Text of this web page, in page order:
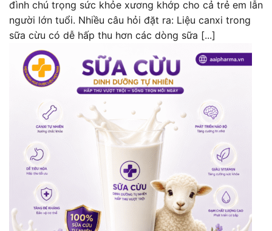
đình chú trọng sức khỏe xương khớp cho cả trẻ em lẫn
người lớn tuổi. Nhiều câu hỏi đặt ra: Liệu canxi trong
sữa cừu có dễ hấp thu hơn các dòng sữa [...]